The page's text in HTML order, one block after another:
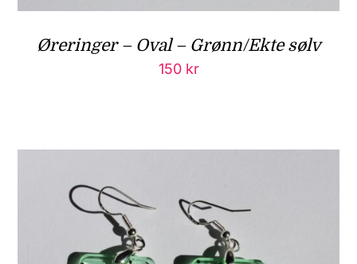
Øreringer – Oval – Grønn/Ekte sølv
150 kr